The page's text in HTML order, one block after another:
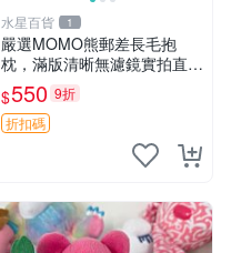
水星百貨 1
嚴選MOMO熊郵差長毛抱
枕，滿版清晰無濾鏡實拍直
銷。每周新品到貨，不容錯
過！ 郵差熊 長毛 抱枕
$550 9折
折扣碼